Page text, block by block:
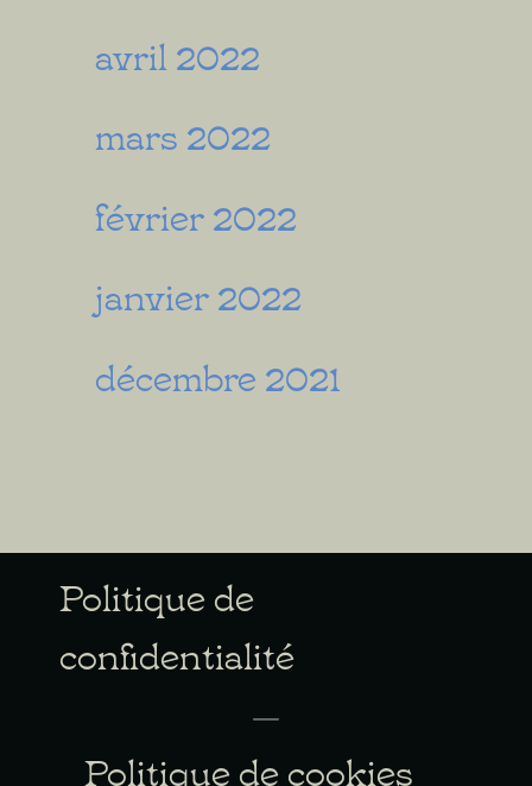
avril 2022
mars 2022
février 2022
janvier 2022
décembre 2021
Politique de
confidentialité
Politique de cookies